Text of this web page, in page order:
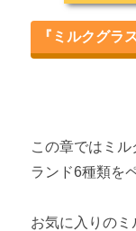
おすすめミルクグ
第2章 ミルクグラ
ヘーゼルアトラス
フェデラルとは
『ミルクグラ
この章ではミ
ランド6種類を
お気に入りのミ